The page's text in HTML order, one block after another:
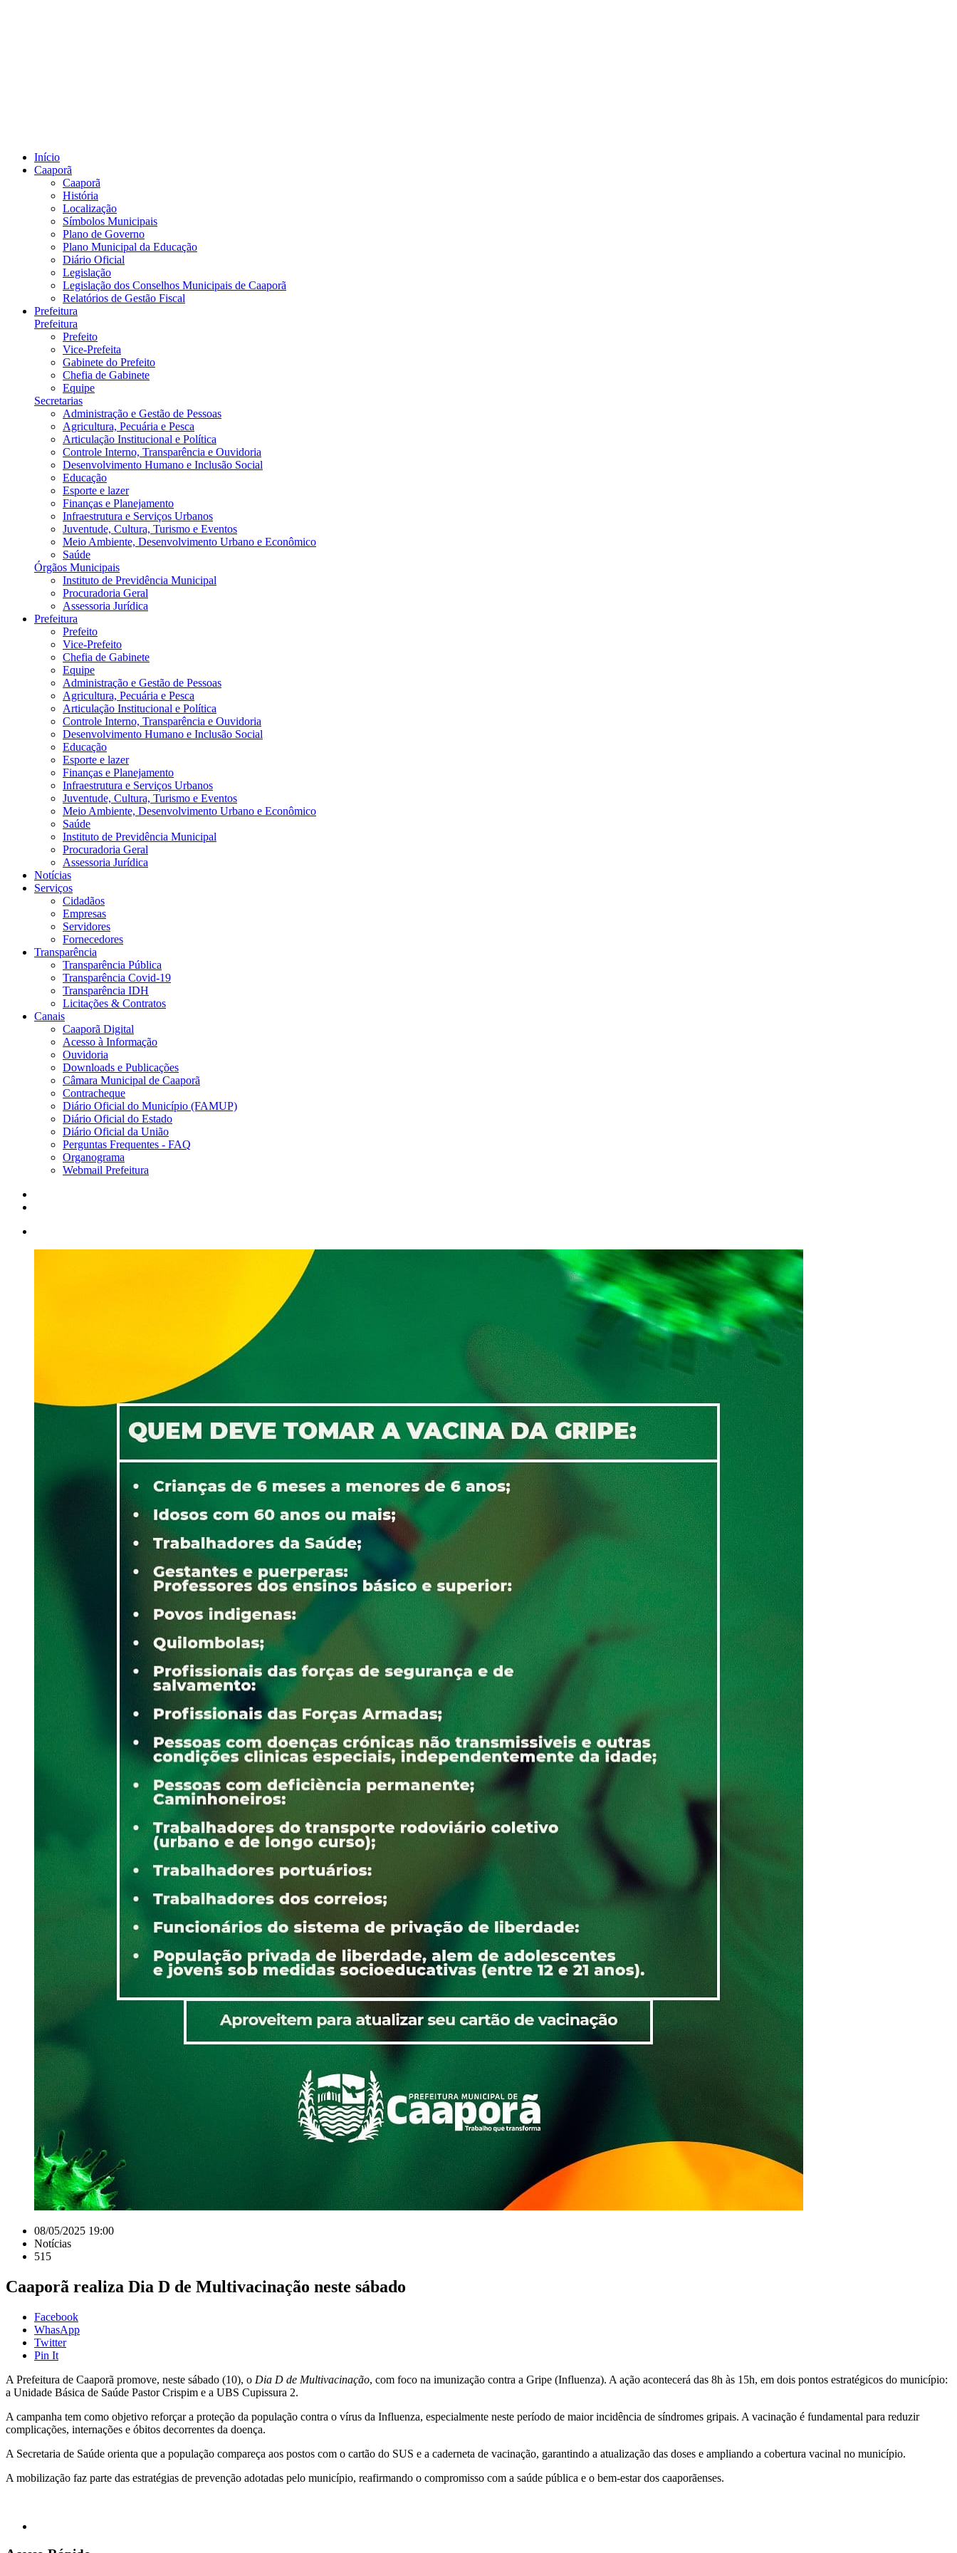
Início
Caaporã
Caaporã
História
Localização
Símbolos Municipais
Plano de Governo
Plano Municipal da Educação
Diário Oficial
Legislação
Legislação dos Conselhos Municipais de Caaporã
Relatórios de Gestão Fiscal
Prefeitura
Prefeitura
Prefeito
Vice-Prefeita
Gabinete do Prefeito
Chefia de Gabinete
Equipe
Secretarias
Administração e Gestão de Pessoas
Agricultura, Pecuária e Pesca
Articulação Institucional e Política
Controle Interno, Transparência e Ouvidoria
Desenvolvimento Humano e Inclusão Social
Educação
Esporte e lazer
Finanças e Planejamento
Infraestrutura e Serviços Urbanos
Juventude, Cultura, Turismo e Eventos
Meio Ambiente, Desenvolvimento Urbano e Econômico
Saúde
Órgãos Municipais
Instituto de Previdência Municipal
Procuradoria Geral
Assessoria Jurídica
Prefeitura
Prefeito
Vice-Prefeito
Chefia de Gabinete
Equipe
Administração e Gestão de Pessoas
Agricultura, Pecuária e Pesca
Articulação Institucional e Política
Controle Interno, Transparência e Ouvidoria
Desenvolvimento Humano e Inclusão Social
Educação
Esporte e lazer
Finanças e Planejamento
Infraestrutura e Serviços Urbanos
Juventude, Cultura, Turismo e Eventos
Meio Ambiente, Desenvolvimento Urbano e Econômico
Saúde
Instituto de Previdência Municipal
Procuradoria Geral
Assessoria Jurídica
Notícias
Serviços
Cidadãos
Empresas
Servidores
Fornecedores
Transparência
Transparência Pública
Transparência Covid-19
Transparência IDH
Licitações & Contratos
Canais
Caaporã Digital
Acesso à Informação
Ouvidoria
Downloads e Publicações
Câmara Municipal de Caaporã
Contracheque
Diário Oficial do Município (FAMUP)
Diário Oficial do Estado
Diário Oficial da União
Perguntas Frequentes - FAQ
Organograma
Webmail Prefeitura
08/05/2025 19:00
Notícias
515
Caaporã realiza Dia D de Multivacinação neste sábado
Facebook
WhasApp
Twitter
Pin It
A Prefeitura de Caaporã promove, neste sábado (10), o Dia D de Multivacinação, com foco na imunização contra a Gripe (Influenza). A ação acontecerá das 8h às 15h, em dois pontos estratégicos do município:
a Unidade Básica de Saúde Pastor Crispim e a UBS Cupissura 2.
A campanha tem como objetivo reforçar a proteção da população contra o vírus da Influenza, especialmente neste período de maior incidência de síndromes gripais. A vacinação é fundamental para reduzir
complicações, internações e óbitos decorrentes da doença.
A Secretaria de Saúde orienta que a população compareça aos postos com o cartão do SUS e a caderneta de vacinação, garantindo a atualização das doses e ampliando a cobertura vacinal no município.
A mobilização faz parte das estratégias de prevenção adotadas pelo município, reafirmando o compromisso com a saúde pública e o bem-estar dos caaporãenses.